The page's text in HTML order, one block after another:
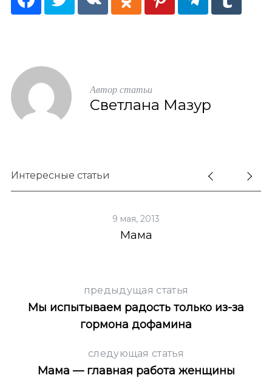
Автор статьи
Светлана Мазур
Интересные статьи
9 мая, 2013
Мама
предыдущая статья
Мы испытываем радость только из-за
гормона дофамина
следующая статья
Мама — главная работа женщины
c